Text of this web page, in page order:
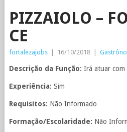
PIZZAIOLO –
CE
fortalezajobs 16/10/2018
Descrição da Função: Irá atuar com
Experiência: Sim
Requisitos: Não Informado
Formação/Escolaridade: Não